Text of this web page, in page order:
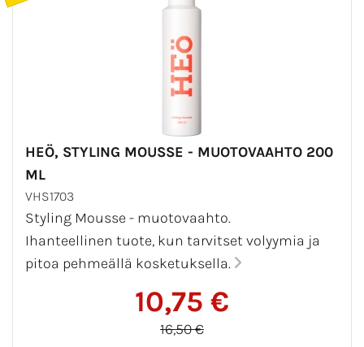
HEÖ, STYLING MOUSSE - MUOTOVAAHTO 200
ML
VHS1703
Styling Mousse - muotovaahto.
Ihanteellinen tuote, kun tarvitset volyymia ja
pitoa pehmeällä kosketuksella.
10,75 €
16,50 €